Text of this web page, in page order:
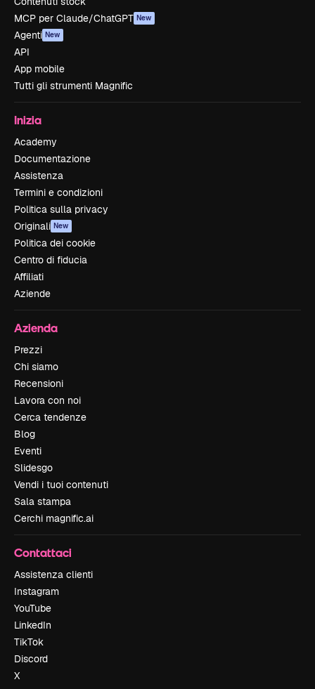
MCP per Claude/ChatGPT New
Agenti New
API
App mobile
Tutti gli strumenti Magnific
Inizia
Academy
Documentazione
Assistenza
Termini e condizioni
Politica sulla privacy
Originali New
Politica dei cookie
Centro di fiducia
Affiliati
Aziende
Azienda
Prezzi
Chi siamo
Recensioni
Lavora con noi
Cerca tendenze
Blog
Eventi
Slidesgo
Vendi i tuoi contenuti
Sala stampa
Cerchi magnific.ai
Contattaci
Assistenza clienti
Instagram
YouTube
LinkedIn
TikTok
Discord
X